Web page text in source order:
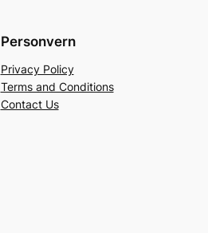
Personvern
Privacy Policy
Terms and Conditions
Contact Us